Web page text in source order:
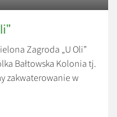
Zagroda „U Oli”
Bałtowska Kolonia tj.
zakwaterowanie w
Do dyspozycji
oraz jadalnia.